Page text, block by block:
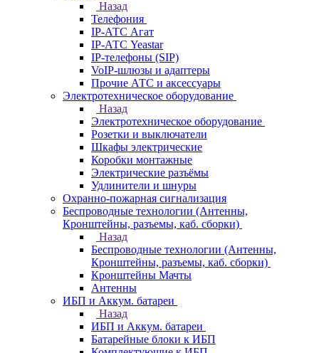
Назад
Телефония
IP-АТС Агат
IP-АТС Yeastar
IP-телефоны (SIP)
VoIP-шлюзы и адаптеры
Прочие АТС и аксессуары
Электротехническое оборудование
Назад
Электротехническое оборудование
Розетки и выключатели
Шкафы электрические
Коробки монтажные
Электрические разъёмы
Удлинители и шнуры
Охранно-пожарная сигнализация
Беспроводные технологии (Антенны,
Кронштейны, разъемы, каб. сборки)
Назад
Беспроводные технологии (Антенны,
Кронштейны, разъемы, каб. сборки)
Кронштейны Мачты
Антенны
ИБП и Аккум. батареи
Назад
ИБП и Аккум. батареи
Батарейные блоки к ИБП